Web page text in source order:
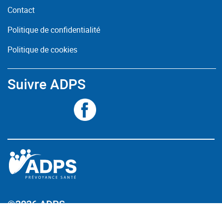
Contact
Politique de confidentialité
Politique de cookies
Suivre ADPS
©2026 ADPS